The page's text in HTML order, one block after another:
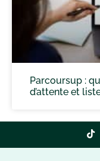
Parcoursup :
d’attente et